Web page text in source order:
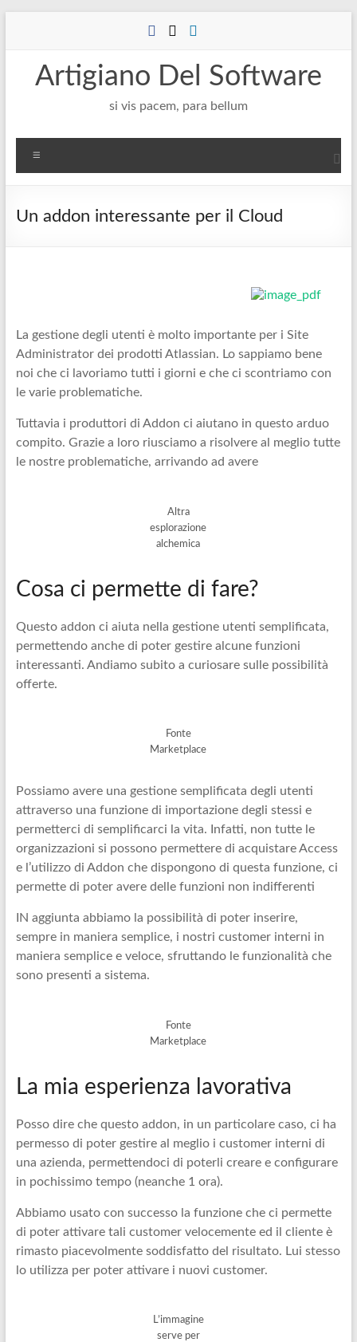
Artigiano Del Software
si vis pacem, para bellum
Un addon interessante per il Cloud
La gestione degli utenti è molto importante per i Site
Administrator dei prodotti Atlassian. Lo sappiamo bene
noi che ci lavoriamo tutti i giorni e che ci scontriamo con
le varie problematiche.
Tuttavia i produttori di Addon ci aiutano in questo arduo
compito. Grazie a loro riusciamo a risolvere al meglio tutte
le nostre problematiche, arrivando ad avere
Altra
esplorazione
alchemica
Cosa ci permette di fare?
Questo addon ci aiuta nella gestione utenti semplificata,
permettendo anche di poter gestire alcune funzioni
interessanti. Andiamo subito a curiosare sulle possibilità
offerte.
Fonte
Marketplace
Possiamo avere una gestione semplificata degli utenti
attraverso una funzione di importazione degli stessi e
permetterci di semplificarci la vita. Infatti, non tutte le
organizzazioni si possono permettere di acquistare Access
e l’utilizzo di Addon che dispongono di questa funzione, ci
permette di poter avere delle funzioni non indifferenti
IN aggiunta abbiamo la possibilità di poter inserire,
sempre in maniera semplice, i nostri customer interni in
maniera semplice e veloce, sfruttando le funzionalità che
sono presenti a sistema.
Fonte
Marketplace
La mia esperienza lavorativa
Posso dire che questo addon, in un particolare caso, ci ha
permesso di poter gestire al meglio i customer interni di
una azienda, permettendoci di poterli creare e configurare
in pochissimo tempo (neanche 1 ora).
Abbiamo usato con successo la funzione che ci permette
di poter attivare tali customer velocemente ed il cliente è
rimasto piacevolmente soddisfatto del risultato. Lui stesso
lo utilizza per poter attivare i nuovi customer.
L’immagine
serve per